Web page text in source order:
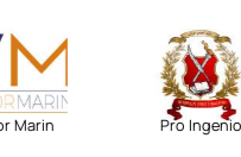
Pro Ingenio